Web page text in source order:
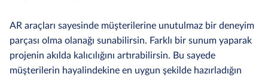
AR araçları sayesinde müşterilerine unutulmaz bir deneyim
parçası olma olanağı sunabilirsin. Farklı bir sunum yaparak
projenin akılda kalıcılığını artırabilirsin. Bu sayede
müşterilerin hayalindekine en uygun şekilde hazırladığın